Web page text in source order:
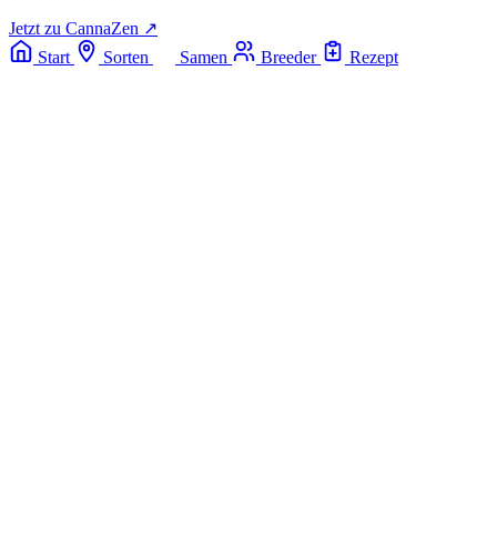
Jetzt zu CannaZen ↗
Start
Sorten Samen Breeder Rezept